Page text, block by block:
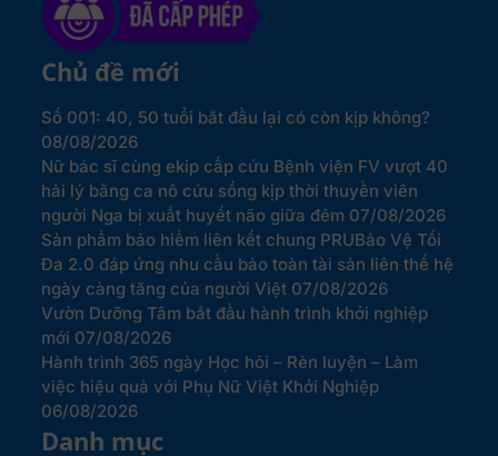
Chủ đề mới
Số 001: 40, 50 tuổi bắt đầu lại có còn kịp không?
08/08/2026
Nữ bác sĩ cùng ekip cấp cứu Bệnh viện FV vượt 40
hải lý bằng ca nô cứu sống kịp thời thuyền viên
người Nga bị xuất huyết não giữa đêm 07/08/2026
Sản phẩm bảo hiểm liên kết chung PRUBảo Vệ Tối
Đa 2.0 đáp ứng nhu cầu bảo toàn tài sản liên thế hệ
ngày càng tăng của người Việt 07/08/2026
Vườn Dưỡng Tâm bắt đầu hành trình khởi nghiệp
mới 07/08/2026
Hành trình 365 ngày Học hỏi – Rèn luyện – Làm
việc hiệu quả với Phụ Nữ Việt Khởi Nghiệp
06/08/2026
Danh mục